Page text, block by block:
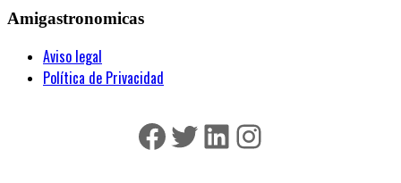
Amigastronomicas
Aviso legal
Política de Privacidad
Facebook
Twitter
LinkedIn
Instagram